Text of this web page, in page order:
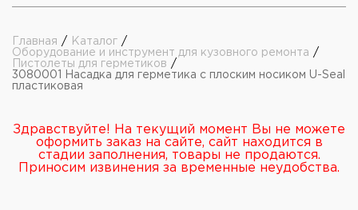
Главная / Каталог /
Оборудование и инструмент для кузовного ремонта /
Пистолеты для герметиков /
3080001 Насадка для герметика с плоским носиком U-Seal
пластиковая
Здравствуйте! На текущий момент Вы не можете
оформить заказ на сайте, сайт находится в
стадии заполнения, товары не продаются.
Приносим извинения за временные неудобства.